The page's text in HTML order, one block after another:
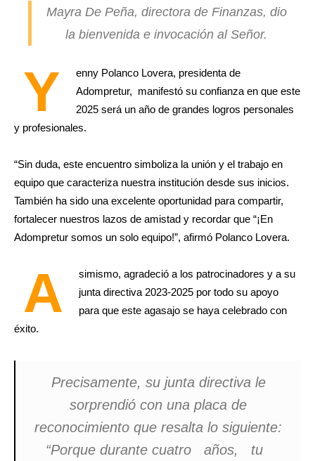
Mayra De Peña, directora de Finanzas, dio
la bienvenida e invocación al Señor.
Y
enny Polanco Lovera, presidenta de
Adompretur, manifestó su confianza en que este
2025 será un año de grandes logros personales
y profesionales.
“Sin duda, este encuentro simboliza la unión y el trabajo en
equipo que caracteriza nuestra institución desde sus inicios.
También ha sido una excelente oportunidad para compartir,
fortalecer nuestros lazos de amistad y recordar que “¡En
Adompretur somos un solo equipo!”, afirmó Polanco Lovera.
A
simismo, agradeció a los patrocinadores y a su
junta directiva 2023-2025 por todo su apoyo
para que este agasajo se haya celebrado con
éxito.
Precisamente, su junta directiva le
sorprendió con una placa de
reconocimiento que resalta lo siguiente:
“Porque durante cuatro años, tu